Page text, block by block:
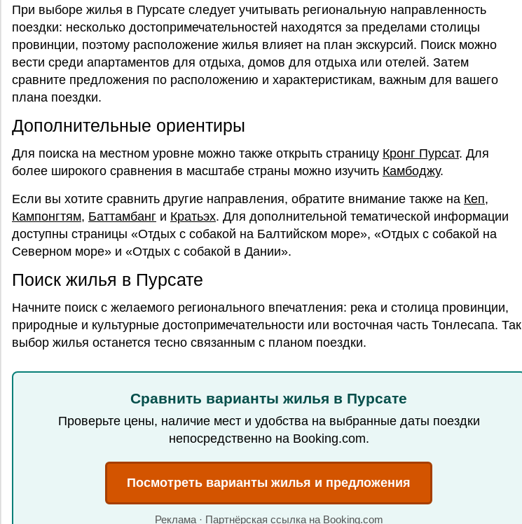
При выборе жилья в Пурсате следует учитывать региональную направленность
поездки: несколько достопримечательностей находятся за пределами столицы
провинции, поэтому расположение жилья влияет на план экскурсий. Поиск можно
вести среди апартаментов для отдыха, домов для отдыха или отелей. Затем
сравните предложения по расположению и характеристикам, важным для вашего
плана поездки.
Дополнительные ориентиры
Для поиска на местном уровне можно также открыть страницу Кронг Пурсат. Для
более широкого сравнения в масштабе страны можно изучить Камбоджу.
Если вы хотите сравнить другие направления, обратите внимание также на Кеп,
Кампонгтям, Баттамбанг и Кратьэх. Для дополнительной тематической информации
доступны страницы «Отдых с собакой на Балтийском море», «Отдых с собакой на
Северном море» и «Отдых с собакой в Дании».
Поиск жилья в Пурсате
Начните поиск с желаемого регионального впечатления: река и столица провинции,
природные и культурные достопримечательности или восточная часть Тонлесапа. Так
выбор жилья останется тесно связанным с планом поездки.
Сравнить варианты жилья в Пурсате
Проверьте цены, наличие мест и удобства на выбранные даты поездки
непосредственно на Booking.com.
Посмотреть варианты жилья и предложения
Реклама · Партнёрская ссылка на Booking.com